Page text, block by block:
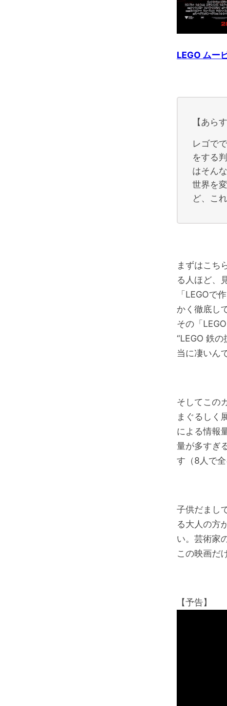
LEGO ムー
【あら
レゴで
をする
はそん
世界を
ど、こ
まずはこち
る人ほど、
「LEGOで
かく徹底し
その「
“LEGO 鉄
当に凄いん
そしてこの
まぐるしく
による情報
量が多すぎ
す（8人で
子供だまし
る大人の方
い。芸術家
この映画だ
【予告】